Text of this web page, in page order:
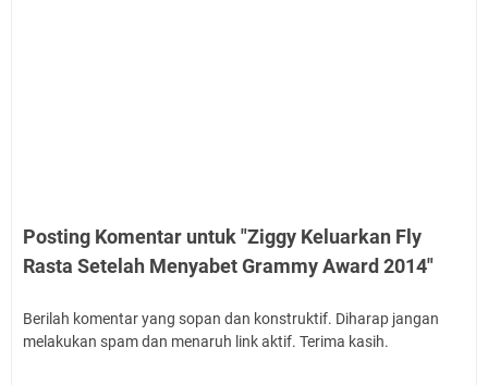
Posting Komentar untuk "Ziggy Keluarkan Fly
Rasta Setelah Menyabet Grammy Award 2014"
Berilah komentar yang sopan dan konstruktif. Diharap jangan
melakukan spam dan menaruh link aktif. Terima kasih.